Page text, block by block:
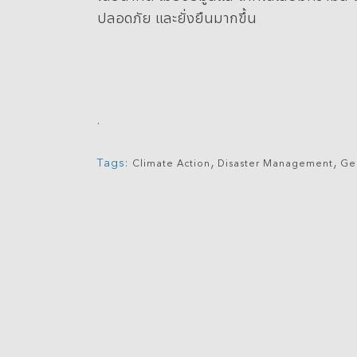
ปลอดภัย และยั่งยืนมากขึ้น
.
Tags: Climate Action , Disaster Management,